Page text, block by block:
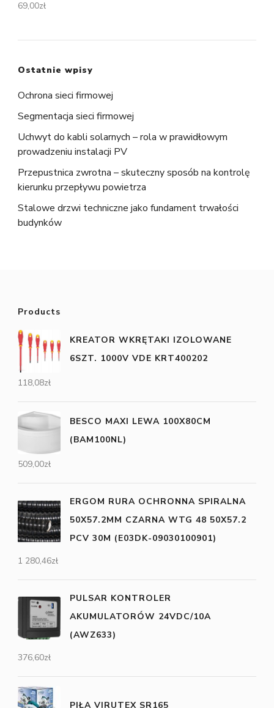
69,00zł
Ostatnie wpisy
Ochrona sieci firmowej
Segmentacja sieci firmowej
Uchwyt do kabli solarnych – rola w prawidłowym
prowadzeniu instalacji PV
Przepustnica zwrotna – skuteczny sposób na kontrolę
kierunku przepływu powietrza
Stalowe drzwi techniczne jako fundament trwałości
budynków
Products
KREATOR WKRĘTAKI IZOLOWANE
6SZT. 1000V VDE KRT400202
118,08zł
BESCO MAXI LEWA 100X80CM
(BAM100NL)
509,00zł
ERGOM RURA OCHRONNA SPIRALNA
50X57.2MM CZARNA WTG 48 50X57.2
PCV 30M (E03DK-09030100901)
1 280,46zł
PULSAR KONTROLER
AKUMULATORÓW 24VDC/10A
(AWZ633)
376,60zł
PIŁA VIRUTEX SR165